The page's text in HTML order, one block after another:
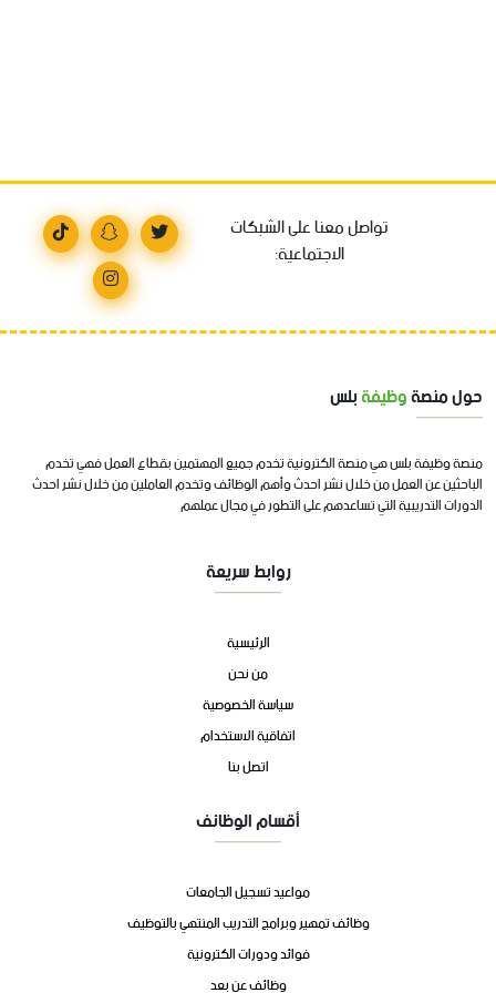
تواصل معنا على الشبكات
الاجتماعية:
حول منصةوظيفةبلس
منصة وظيفة بلس هي منصة الكترونية تخدم جميع المهتمين بقطاع العمل فهي تخدم
الباحثين عن العمل من خلال نشر احدث وأهم الوظائف وتخدم العاملين من خلال نشر احدث
الدورات التدريبية التي تساعدهم على التطور في مجال عملهم
روابط سريعة
الرئيسية
من نحن
سياسة الخصوصية
اتفاقية الاستخدام
اتصل بنا
أقسام الوظائف
مواعيد تسجيل الجامعات
وظائف تمهير وبرامج التدريب المنتهي بالتوظيف
فوائد ودورات الكترونية
وظائف عن بعد